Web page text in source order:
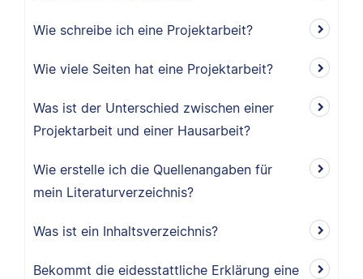
Wie schreibe ich eine Projektarbeit?
Wie viele Seiten hat eine Projektarbeit?
Was ist der Unterschied zwischen einer
Projektarbeit und einer Hausarbeit?
Wie erstelle ich die Quellenangaben für
mein Literaturverzeichnis?
Was ist ein Inhaltsverzeichnis?
Bekommt die eidesstattliche Erklärung eine